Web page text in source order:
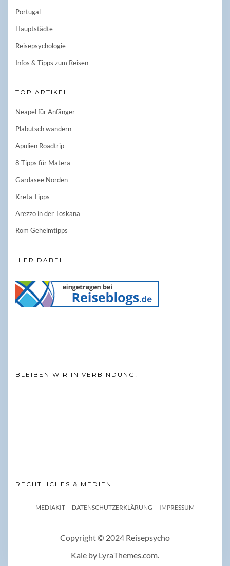
Portugal
Hauptstädte
Reisepsychologie
Infos & Tipps zum Reisen
TOP ARTIKEL
Neapel für Anfänger
Plabutsch wandern
Apulien Roadtrip
8 Tipps für Matera
Gardasee Norden
Kreta Tipps
Arezzo in der Toskana
Rom Geheimtipps
HIER DABEI
BLEIBEN WIR IN VERBINDUNG!
RECHTLICHES & MEDIEN
MEDIAKIT DATENSCHUTZERKLÄRUNG IMPRESSUM
Copyright © 2024 Reisepsycho
Kale by LyraThemes.com.